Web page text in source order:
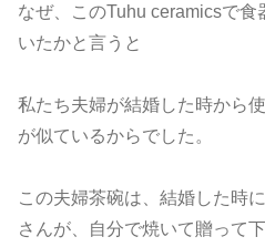
なぜ、このTuhu ceramicsで食
いたかと言うと
私たち夫婦が結婚した時から
が似ているからでした。
この夫婦茶碗は、結婚した時
さんが、自分で焼いて贈って